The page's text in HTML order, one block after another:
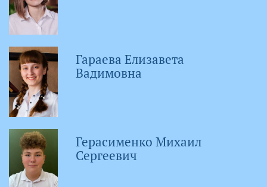
Гараева Елизавета
Вадимовна
Герасименко Михаил
Сергеевич